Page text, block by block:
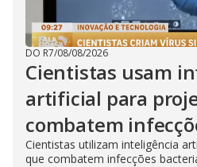
DO R7/08/08/2026
Cientistas usam
artificial para
combatem
Cientistas utilizam inteligência
que combatem infecções